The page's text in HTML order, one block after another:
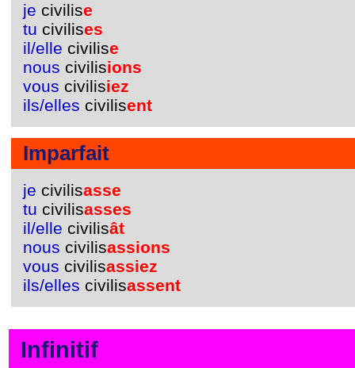
je civilise
tu civilises
il/elle civilise
nous civilisions
vous civilisiez
ils/elles civilisent
Imparfait
je civilisasse
tu civilisasses
il/elle civilisât
nous civilisassions
vous civilisassiez
ils/elles civilisassent
Infinitif